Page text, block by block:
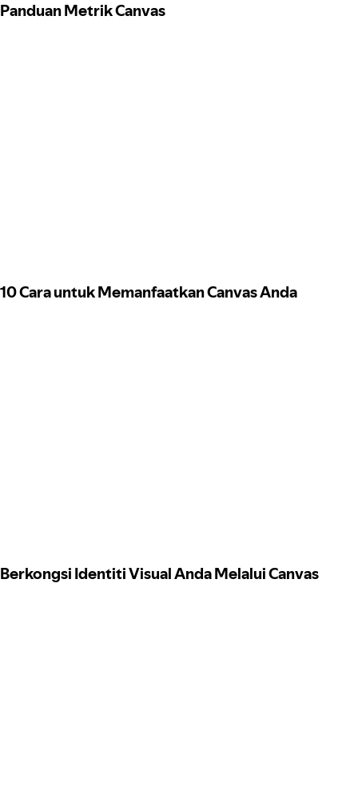
Panduan Metrik Canvas
10 Cara untuk Memanfaatkan Canvas Anda
Berkongsi Identiti Visual Anda Melalui Canvas